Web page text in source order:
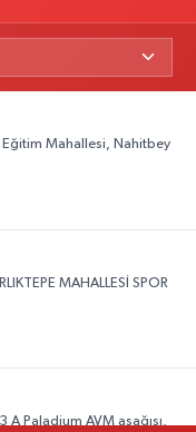
Mahallesi, Nahitbey
MAHALLESİ SPOR
Paladium AVM aşağısı,